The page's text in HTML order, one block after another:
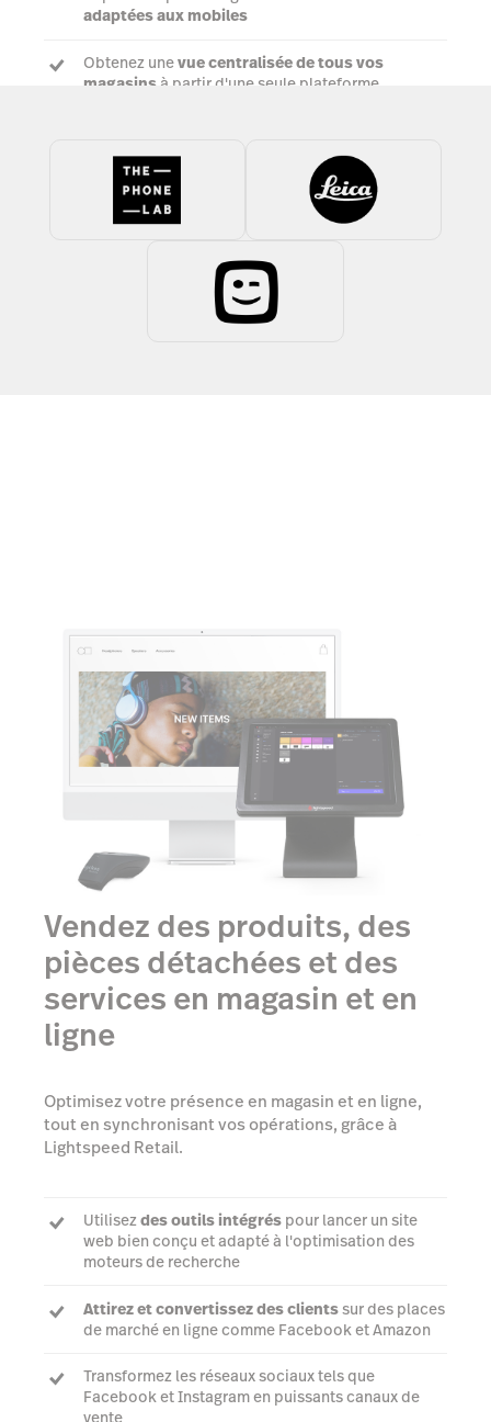
adaptées aux mobiles
Obtenez unevue centralisée de tous vos
magasins à partir d'une seule plateforme
Parler à un expert
Vendez des produits, des
pièces détachées et des
services en magasin et en
ligne
Optimisez votre présence en magasin et en ligne,
tout en synchronisant vos opérations, grâce à
Lightspeed Retail.
Utilisezdes outils intégrés pour lancer un site
web bien conçu et adapté à l'optimisation des
moteurs de recherche
Attirez et convertissez des clientssur des places
de marché en ligne comme Facebook et Amazon
Transformez les réseaux sociaux tels que
Facebook et Instagram en puissants canaux de